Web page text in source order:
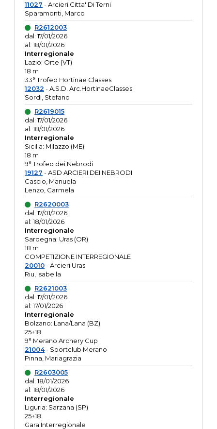
11027 - Arcieri Citta' Di Terni
Sparamonti, Marco
R2612003
dal: 17/01/2026
al: 18/01/2026
Interregionale
Lazio: Orte (VT)
18 m
33° Trofeo Hortinae Classes
12032 - A.S.D. Arc.HortinaeClasses
Sordi, Stefano
R2619015
dal: 17/01/2026
al: 18/01/2026
Interregionale
Sicilia: Milazzo (ME)
18 m
9° Trofeo dei Nebrodi
19127 - ASD ARCIERI DEI NEBRODI
Cascio, Manuela
Lenzo, Carmela
R2620003
dal: 17/01/2026
al: 18/01/2026
Interregionale
Sardegna: Uras (OR)
18 m
COMPETIZIONE INTERREGIONALE
20010- Arcieri Uras
Riu, Isabella
R2621003
dal: 17/01/2026
al: 17/01/2026
Interregionale
Bolzano: Lana/Lana (BZ)
25+18
9° Merano Archery Cup
21004- Sportclub Merano
Pinna, Mariagrazia
R2603005
dal: 18/01/2026
al: 18/01/2026
Interregionale
Liguria: Sarzana (SP)
25+18
Gara Interregionale